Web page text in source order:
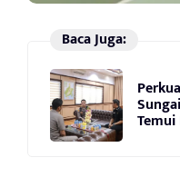
Baca Juga: